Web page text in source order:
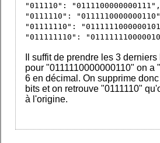
"011110": "0111100000000111",
"0111110":
"01111110":
"011111110":
Il suffit de prendre les 3
pour "0111110000000110" on a
6 en décimal. On supprime
bits et on retrouve "0111110"
à l'origine.